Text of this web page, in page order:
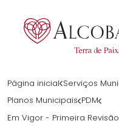
PT
Página inicial Serviços
Planos Municipais PDM
Em Vigor - Primeira